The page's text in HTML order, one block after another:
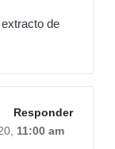
de
Responder
11:00 am